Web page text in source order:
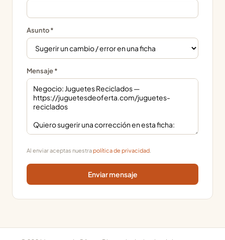
Asunto *
Mensaje *
Al enviar aceptas nuestrapolítica de privacidad
Enviar mensaje